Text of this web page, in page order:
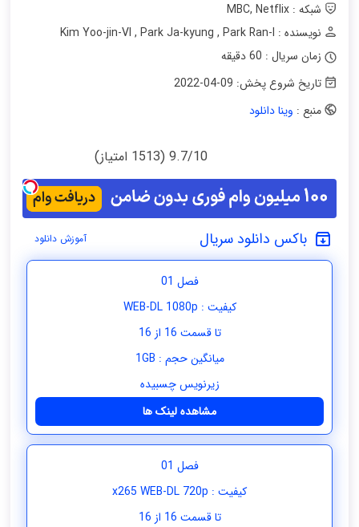
شبکه : MBC, Netflix
نویسنده : Kim Yoo-jin-VI
, Park Ja-kyung , Park Ran-I
زمان سریال : 60 دقیقه
تاریخ شروع پخش: 2022-04-09
منبع : وینا دانلود
9.7/10 (1513 امتیاز)
باکس دانلود سریال آموزش دانلود
فصل 01
کیفیت : WEB-DL 1080p
تا قسمت 16 از 16
میانگین حجم : 1GB
زیرنویس چسبیده
مشاهده لینک ها
فصل 01
کیفیت : x265 WEB-DL 720p
تا قسمت 16 از 16